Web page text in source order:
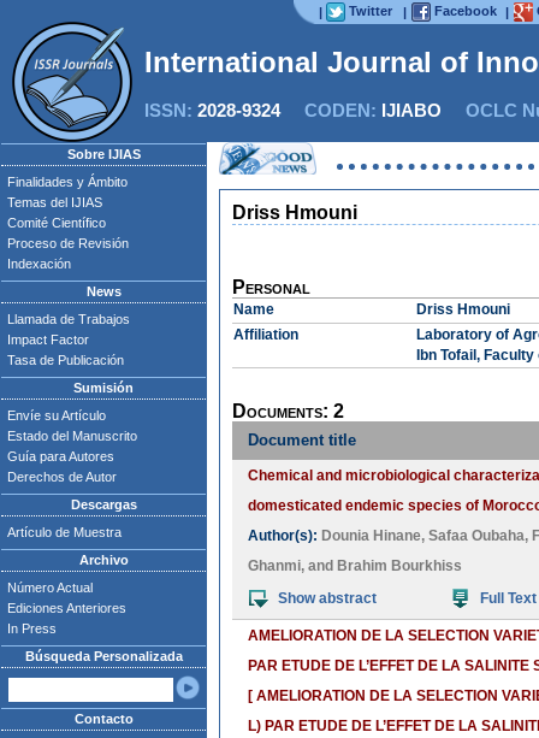
| Twitter | Facebook |
International Journal of
ISSN: 2028-9324CODEN: IJIABO OCLC
Sobre IJIAS
Finalidades y Ámbito
Temas del IJIAS
Comité Científico
Proceso de Revisión
Indexación
News
Llamada de Trabajos
Impact Factor
Tasa de Publicación
Sumisión
Envíe su Artículo
Estado del Manuscrito
Guía para Autores
Derechos de Autor
Descargas
Artículo de Muestra
Archivo
Número Actual
Ediciones Anteriores
In Press
Búsqueda Personalizada
Contacto
Driss Hmouni
Personal
Name
Driss Hmouni
Affiliation
Laboratory of
Ibn Tofail,
Documents: 2
Document title
Chemical and microbiological
domesticated endemic species of
Author(s): Dounia Hinane, Safaa Oubaha,
Ghanmi, and Brahim Bourkhiss
Show abstract
Full Text
AMELIORATION DE LA SELECTION
PAR ETUDE DE L’EFFET DE LA
[ AMELIORATION DE LA SELECTION
L) PAR ETUDE DE L’EFFET DE LA